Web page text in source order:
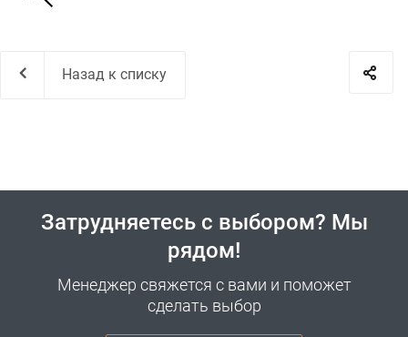
Назад к списку
Затрудняетесь с выбором? Мы
рядом!
Менеджер свяжется с вами и поможет
сделать выбор